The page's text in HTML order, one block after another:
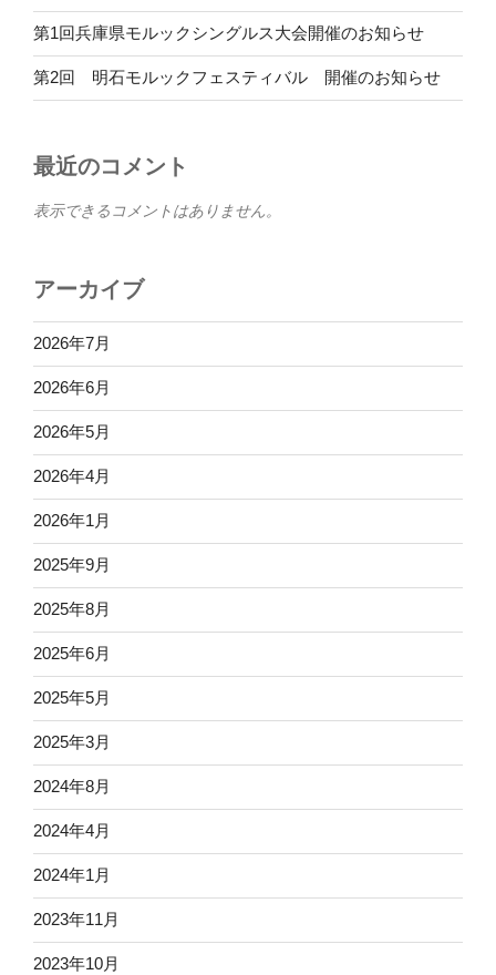
第1回兵庫県モルックシングルス大会開催のお知らせ
第2回 明石モルックフェスティバル 開催のお知らせ
最近のコメント
表示できるコメントはありません。
アーカイブ
2026年7月
2026年6月
2026年5月
2026年4月
2026年1月
2025年9月
2025年8月
2025年6月
2025年5月
2025年3月
2024年8月
2024年4月
2024年1月
2023年11月
2023年10月